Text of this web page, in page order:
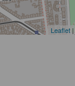
Leaflet |